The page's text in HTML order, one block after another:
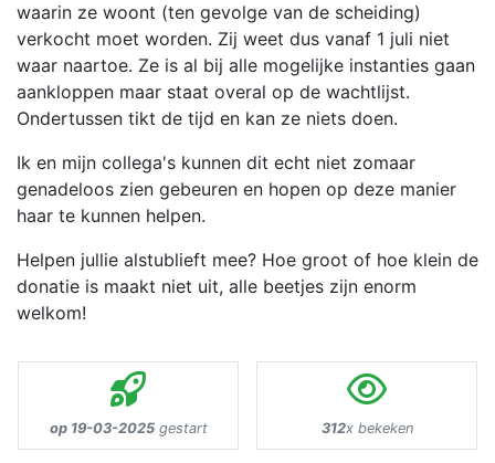
waarin ze woont (ten gevolge van de scheiding)
verkocht moet worden. Zij weet dus vanaf 1 juli niet
waar naartoe. Ze is al bij alle mogelijke instanties gaan
aankloppen maar staat overal op de wachtlijst.
Ondertussen tikt de tijd en kan ze niets doen.
Ik en mijn collega's kunnen dit echt niet zomaar
genadeloos zien gebeuren en hopen op deze manier
haar te kunnen helpen.
Helpen jullie alstublieft mee? Hoe groot of hoe klein de
donatie is maakt niet uit, alle beetjes zijn enorm
welkom!
op 19-03-2025gestart 312x bekeken